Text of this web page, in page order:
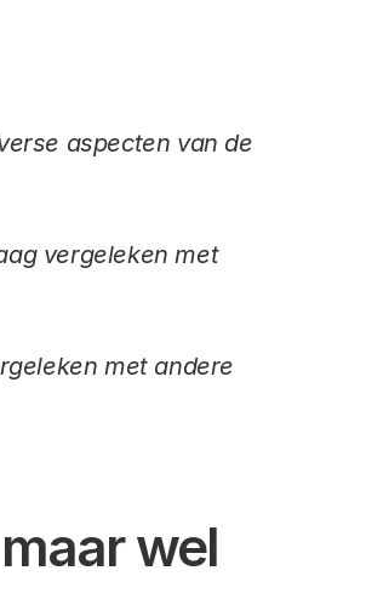
aspecten van de
vergeleken met
met andere
wel